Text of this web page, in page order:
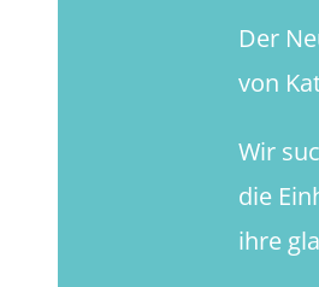
Der
von
Wir
die
ihre